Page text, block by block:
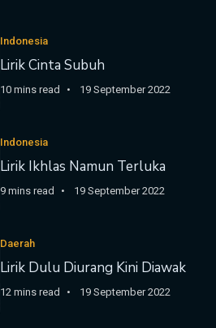
Indonesia
Lirik Cinta Subuh
10 mins read 19 September 2022
Indonesia
Lirik Ikhlas Namun Terluka
9 mins read 19 September 2022
Daerah
Lirik Dulu Diurang Kini Diawak
12 mins read 19 September 2022